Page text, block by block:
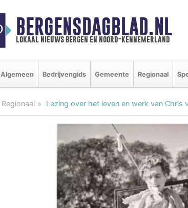
BERGENSDAGBLAD.NL
lokaal nieuws bergen en noord-kennemerland
Algemeen Bedrijvengids Gemeente Regionaal
Regionaal Lezing over het leven en werk van Chris